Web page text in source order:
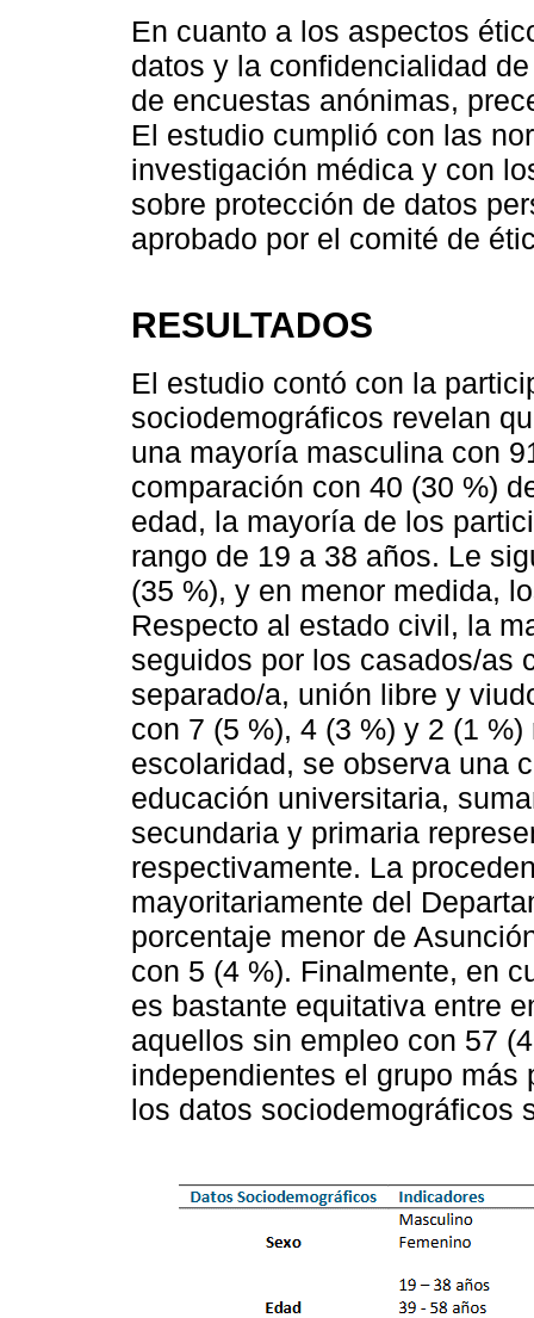
En cuanto a los aspectos
datos y la confidencialidad
de encuestas anónimas,
El estudio cumplió con las
investigación médica y con
sobre protección de datos
aprobado por el comité de
RESULTADOS
El estudio contó con la
sociodemográficos revelan
una mayoría masculina con
comparación con 40 (30 %)
edad, la mayoría de los
rango de 19 a 38 años. Le
(35 %), y en menor medida,
Respecto al estado civil, la
seguidos por los casados/as
separado/a, unión libre y
con 7 (5 %), 4 (3 %) y 2 (1
escolaridad, se observa una
educación universitaria,
secundaria y primaria
respectivamente. La
mayoritariamente del
porcentaje menor de
con 5 (4 %). Finalmente, en
es bastante equitativa entre
aquellos sin empleo con 57
independientes el grupo más
los datos sociodemográficos